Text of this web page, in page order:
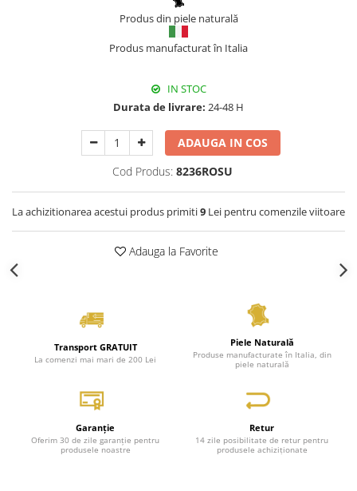
Produs din piele naturală
Produs manufacturat în Italia
IN STOC
Durata de livrare: 24-48 H
ADAUGA IN COS
Cod Produs: 8236ROSU
La achizitionarea acestui produs primiti9 Lei pentru comenzile viitoare
Adauga la Favorite
Transport GRATUIT
La comenzi mai mari de 200 Lei
Piele Naturală
Produse manufacturate în Italia, din
piele naturală
Garanție
Oferim 30 de zile garanție pentru
produsele noastre
Retur
14 zile posibilitate de retur pentru
produsele achiziționate